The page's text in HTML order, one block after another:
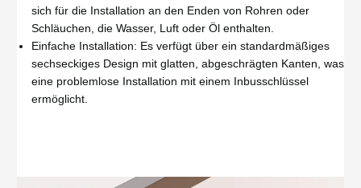
sich für die Installation an den Enden von Rohren oder
Schläuchen, die Wasser, Luft oder Öl enthalten.
Einfache Installation: Es verfügt über ein standardmäßiges
sechseckiges Design mit glatten, abgeschrägten Kanten, was
eine problemlose Installation mit einem Inbusschlüssel
ermöglicht.